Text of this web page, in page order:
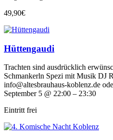
49,90€
Hüttengaudi
Trachten sind ausdrücklich
Schmankerln Spezi mit Musik DJ
info@altesbrauhaus-koblenz.de
September 5 @ 22:00 – 23:30
Eintritt frei